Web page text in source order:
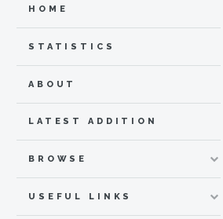
HOME
STATISTICS
ABOUT
LATEST ADDITION
BROWSE
USEFUL LINKS